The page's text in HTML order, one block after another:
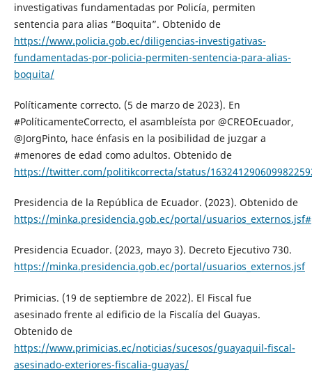
investigativas fundamentadas por Policía, permiten
sentencia para alias “Boquita”. Obtenido de
https://www.policia.gob.ec/diligencias-investigativas-
fundamentadas-por-policia-permiten-sentencia-para-alias-
boquita/
Políticamente correcto. (5 de marzo de 2023). En
#PolíticamenteCorrecto, el asambleísta por @CREOEcuador,
@JorgPinto, hace énfasis en la posibilidad de juzgar a
#menores de edad como adultos. Obtenido de
https://twitter.com/politikcorrecta/status/
Presidencia de la República de Ecuador. (2023). Obtenido de
https://minka.presidencia.gob.ec/portal/usuarios_externos.jsf#
Presidencia Ecuador. (2023, mayo 3). Decreto Ejecutivo 730.
https://minka.presidencia.gob.ec/portal/usuarios_externos.jsf
Primicias. (19 de septiembre de 2022). El Fiscal fue
asesinado frente al edificio de la Fiscalía del Guayas.
Obtenido de
https://www.primicias.ec/noticias/sucesos/guayaquil-fiscal-
asesinado-exteriores-fiscalia-guayas/